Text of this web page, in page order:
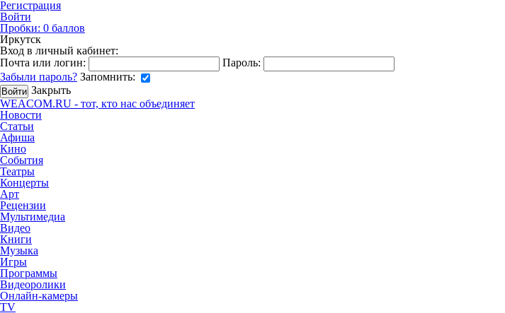
Регистрация
Войти
Пробки: 0 баллов
Иркутск
Вход в личный кабинет:
Почта или логин:
Пароль:
Забыли пароль? Запомнить:
Закрыть
WEACOM.RU - тот, кто нас объединяет
Новости
Статьи
Афиша
Кино
События
Театры
Концерты
Арт
Рецензии
Мультимедиа
Видео
Книги
Музыка
Игры
Программы
Видеоролики
Онлайн-камеры
TV